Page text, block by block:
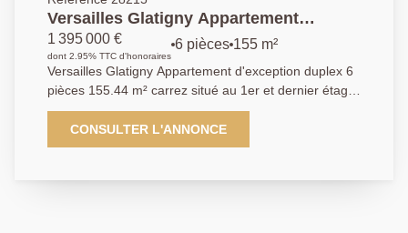
Versailles Glatigny Appartement
d'exception duplex 6 pièces 155.44 m²
carrez situé au 1er et dernier étage
d'une propriété divisée "La Villa
Romaine" . En dépendance : 2 caves,
chambre de service, jardin privatif et
place de parking
1 395 000 €
dont 2.95% TTC d'honoraires
6 pièces 155 m²
Versailles Glatigny Appartement d'exception duplex 6
pièces 155.44 m² carrez situé au 1er et dernier étage
d'une propriété divisée "La Villa Romaine" . En
dépendance : 2 caves, chambre de service, jardin
privatif et place de parking - Emplacement
CONSULTER L'ANNONCE